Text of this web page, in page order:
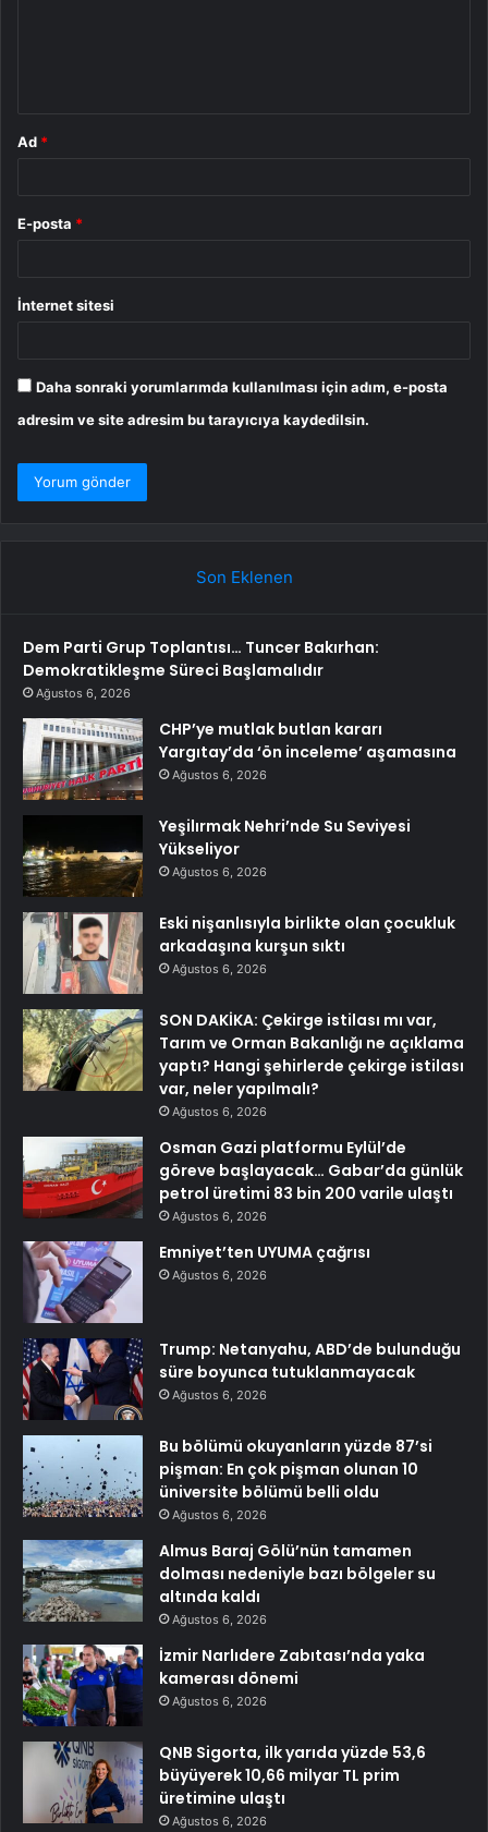
Ad *
E-posta *
İnternet sitesi
Daha sonraki yorumlarımda kullanılması için adım, e-posta
adresim ve site adresim bu tarayıcıya kaydedilsin.
Son Eklenen
Dem Parti Grup Toplantısı… Tuncer Bakırhan:
Demokratikleşme Süreci Başlamalıdır
Ağustos 6, 2026
CHP’ye mutlak butlan kararı
Yargıtay’da ‘ön inceleme’ aşamasına
Ağustos 6, 2026
Yeşilırmak Nehri’nde Su Seviyesi
Yükseliyor
Ağustos 6, 2026
Eski nişanlısıyla birlikte olan çocukluk
arkadaşına kurşun sıktı
Ağustos 6, 2026
SON DAKİKA: Çekirge istilası mı var,
Tarım ve Orman Bakanlığı ne açıklama
yaptı? Hangi şehirlerde çekirge istilası
var, neler yapılmalı?
Ağustos 6, 2026
Osman Gazi platformu Eylül’de
göreve başlayacak… Gabar’da günlük
petrol üretimi 83 bin 200 varile ulaştı
Ağustos 6, 2026
Emniyet’ten UYUMA çağrısı
Ağustos 6, 2026
Trump: Netanyahu, ABD’de bulunduğu
süre boyunca tutuklanmayacak
Ağustos 6, 2026
Bu bölümü okuyanların yüzde 87’si
pişman: En çok pişman olunan 10
üniversite bölümü belli oldu
Ağustos 6, 2026
Almus Baraj Gölü’nün tamamen
dolması nedeniyle bazı bölgeler su
altında kaldı
Ağustos 6, 2026
İzmir Narlıdere Zabıtası’nda yaka
kamerası dönemi
Ağustos 6, 2026
QNB Sigorta, ilk yarıda yüzde 53,6
büyüyerek 10,66 milyar TL prim
üretimine ulaştı
Ağustos 6, 2026